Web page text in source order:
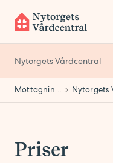
Nytorgets Vårdcentral
Mottagningar
Priser